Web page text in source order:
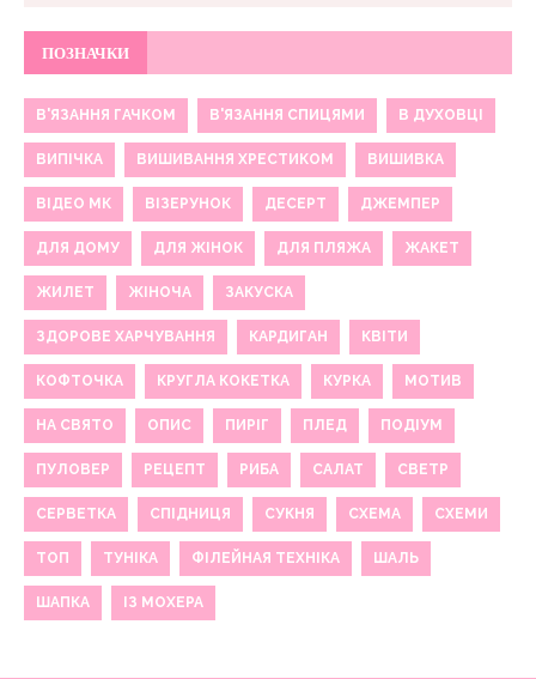
ПОЗНАЧКИ
В'ЯЗАННЯ ГАЧКОМ В'ЯЗАННЯ СПИЦЯМИ В ДУХОВЦІ
ВИПІЧКА ВИШИВАННЯ ХРЕСТИКОМ ВИШИВКА
ВІДЕО МК ВІЗЕРУНОК ДЕСЕРТ ДЖЕМПЕР
ДЛЯ ДОМУ ДЛЯ ЖІНОК ДЛЯ ПЛЯЖА ЖАКЕТ
ЖИЛЕТ ЖІНОЧА ЗАКУСКА
ЗДОРОВЕ ХАРЧУВАННЯ КАРДИГАН КВІТИ
КОФТОЧКА КРУГЛА КОКЕТКА КУРКА МОТИВ
НА СВЯТО ОПИС ПИРІГ ПЛЕД ПОДІУМ
ПУЛОВЕР РЕЦЕПТ РИБА САЛАТ СВЕТР
СЕРВЕТКА СПІДНИЦЯ СУКНЯ СХЕМА СХЕМИ
ТОП ТУНІКА ФІЛЕЙНАЯ ТЕХНІКА ШАЛЬ
ШАПКА ІЗ МОХЕРА